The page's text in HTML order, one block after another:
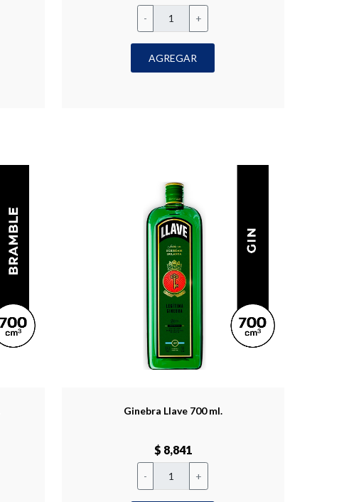
- +
AGREGAR
Ginebra Llave 700 ml.
$ 8,841
- +